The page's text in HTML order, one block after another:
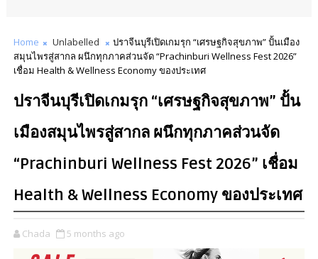
Home Unlabelled
ปราจีนบุรีเปิดเกมรุก “เศรษฐกิจสุขภาพ” ปั้นเมือง
สมุนไพรสู่สากล ผนึกทุกภาคส่วนจัด “Prachinburi Wellness Fest 2026”
เชื่อม Health & Wellness Economy ของประเทศ
ปราจีนบุรีเปิดเกมรุก “เศรษฐกิจสุขภาพ” ปั้น
เมืองสมุนไพรสู่สากล ผนึกทุกภาคส่วนจัด
“Prachinburi Wellness Fest 2026” เชื่อม
Health & Wellness Economy ของประเทศ
Chada 5 months ago